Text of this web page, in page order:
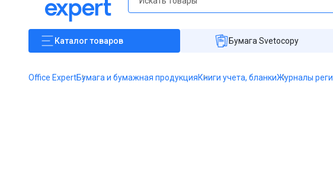
Каталогтоваров Бумага Svetocopy
Office ExpertБумага и бумажная продукцияКниги учета, бланкиЖурналы